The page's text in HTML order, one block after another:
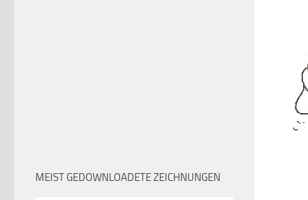
MEIST GEDOWNLOADETE ZEICHNUNGEN